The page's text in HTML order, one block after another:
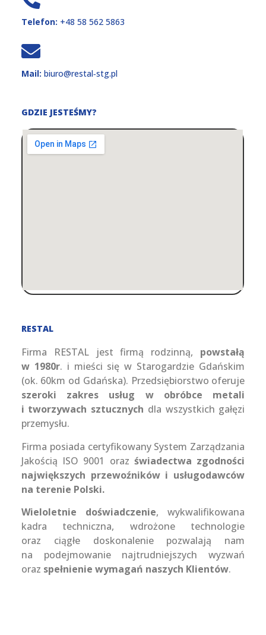
Telefon: +48 58 562 5863
Mail: biuro@restal‑stg.pl
GDZIE JESTEŚMY?
RESTAL
Firma RESTAL jest firmą rodzinną, powstałą
w 1980r. i mieści się w Starogardzie Gdańskim
(ok. 60km od Gdańska). Przedsiębiorstwo oferuje
szeroki zakres usług w obróbce metali
i tworzywach sztucznych dla wszystkich gałęzi
przemysłu.
Firma posiada certyfikowany System Zarządzania
Jakością ISO 9001 oraz świadectwa zgodności
największych przewoźników i usługodawców
na terenie Polski.
Wieloletnie doświadczenie, wykwalifikowana
kadra techniczna, wdrożone technologie
oraz ciągłe doskonalenie pozwalają nam
na podejmowanie najtrudniejszych wyzwań
oraz spełnienie wymagań naszych Klientów.